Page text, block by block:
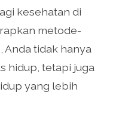
kesehatan di
metode-
Anda tidak hanya
hidup, tetapi juga
yang lebih